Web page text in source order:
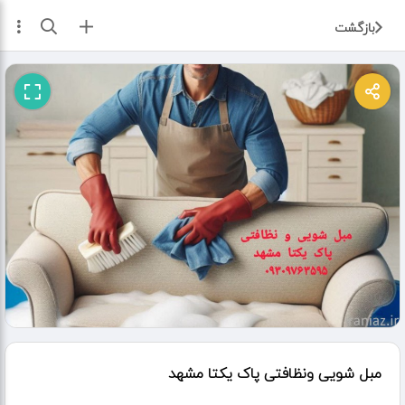
بازگشت ثبت آگهی
مبل شویی ونظافتی پاک یکتا مشهد